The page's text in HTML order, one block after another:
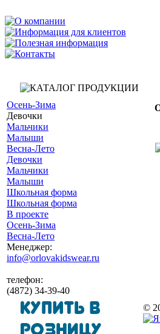
Осень-Зима
Девочки
Мальчики
Малыши
Весна-Лето
Девочки
Мальчики
Малыши
Школьная форма
Школьная форма
В проекте
Осень-Зима
Весна-Лето
Менеджер:
info@orlovakidswear.ru
телефон:
(4872) 34-39-40
©